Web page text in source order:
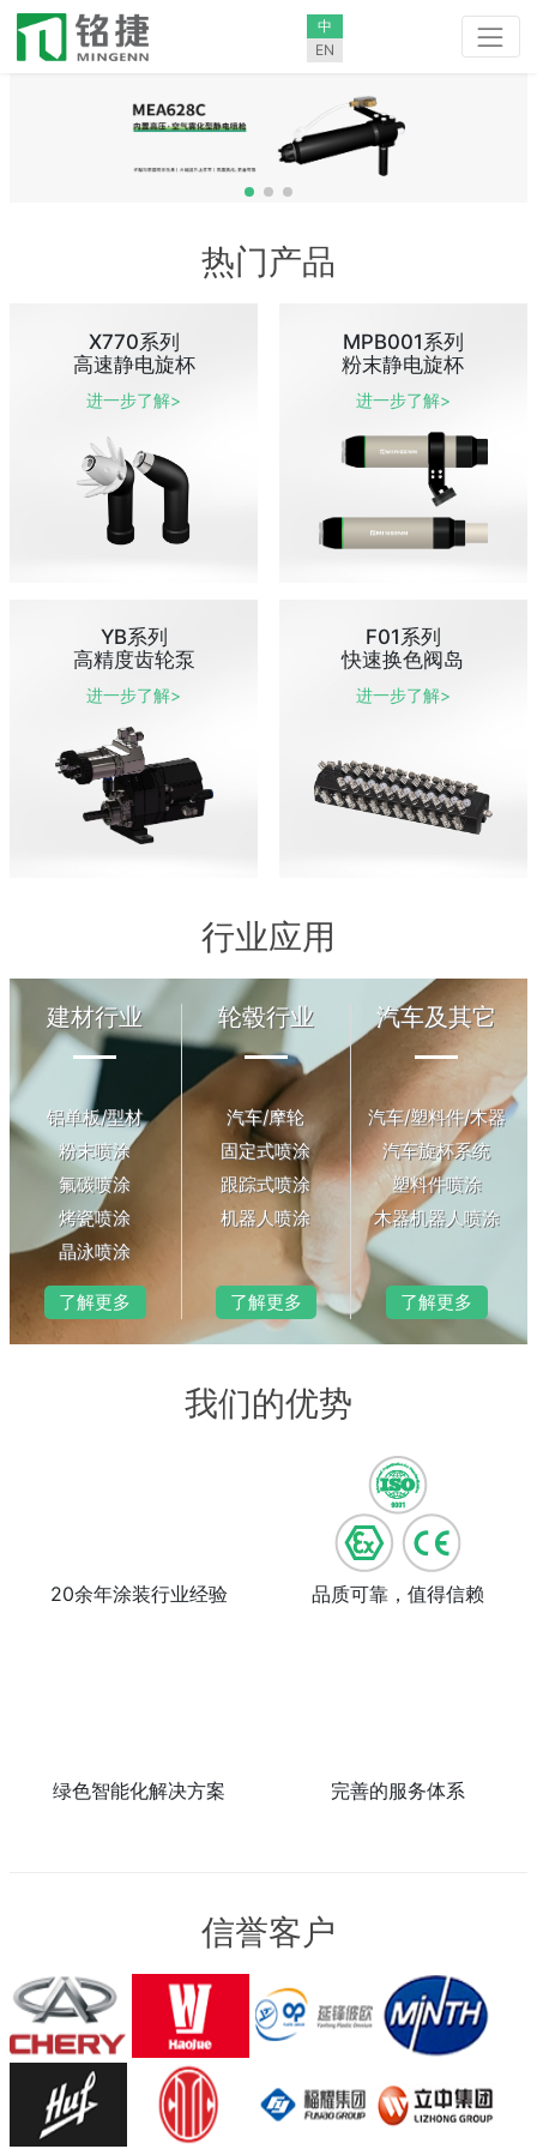
中
EN
热门产品
X770系列
高速静电旋杯
进一步了解>
MPB001系列
粉末静电旋杯
进一步了解>
YB系列
高精度齿轮泵
进一步了解>
F01系列
快速换色阀岛
进一步了解>
行业应用
建材行业
铝单板/型材
粉末喷涂
氟碳喷涂
烤瓷喷涂
晶泳喷涂
了解更多
轮毂行业
汽车/摩轮
固定式喷涂
跟踪式喷涂
机器人喷涂
了解更多
汽车及其它
汽车/塑料件/木器
汽车旋杯系统
塑料件喷涂
木器机器人喷涂
了解更多
我们的优势
20余年涂装行业经验 品质可靠，值得信赖
绿色智能化解决方案 完善的服务体系
信誉客户